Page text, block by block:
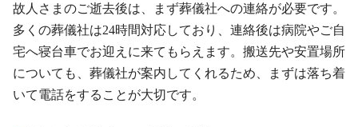
故人さまのご逝去後は、まず葬儀社への連絡が必要です。
多くの葬儀社は24時間対応しており、連絡後は病院やご自
宅へ寝台車でお迎えに来てもらえます。搬送先や安置場所
についても、葬儀社が案内してくれるため、まずは落ち着
いて電話をすることが大切です。